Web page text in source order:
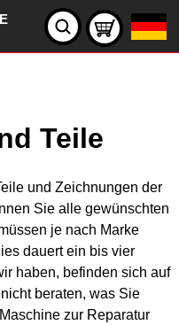
Teile
und Zeichnungen der
Sie alle gewünschten
je nach Marke
dauert ein bis vier
haben, befinden sich auf
beraten, was Sie
zur Reparatur